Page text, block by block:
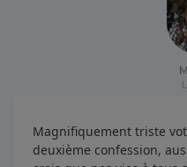
Magnifiquement triste
deuxième confession,